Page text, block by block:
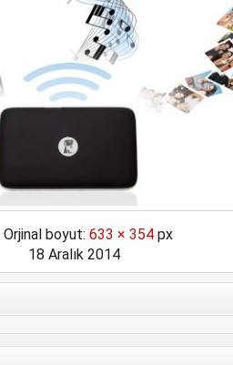
Orjinal boyut: 633 × 354px
18 Aralık 2014